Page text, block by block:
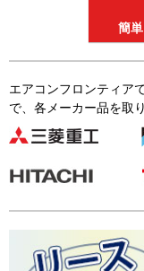
簡
エアコンフロンティア
で、各メーカー品を取